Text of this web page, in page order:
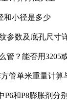
和小径是多少
参数及底孔尺寸
管？能否用3205
方管单米重量计算
P6和P8膨胀剂分